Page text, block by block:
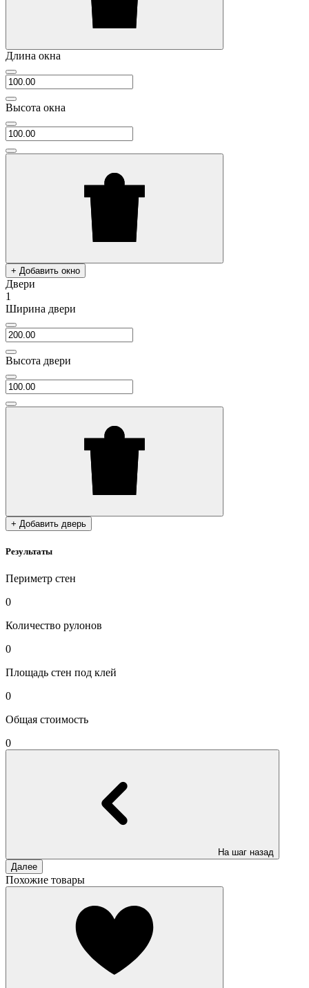
Длина окна
Высота окна
+ Добавить окно
Двери
1
Ширина двери
Высота двери
+ Добавить дверь
Результаты
Периметр стен
0
Количество рулонов
0
Площадь стен под клей
0
Общая стоимость
0
На шаг назад
Далее
Похожие товары